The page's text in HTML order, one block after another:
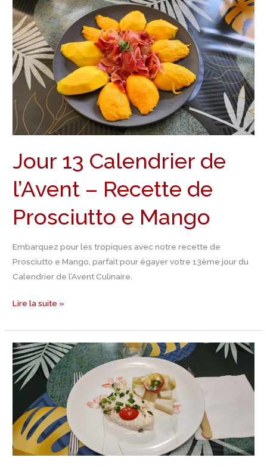
Jour 13 Calendrier de
l’Avent – Recette de
Prosciutto e Mango
Embarquez pour les tropiques avec notre recette de
Prosciutto e Mango, parfait pour égayer votre 13ème jour du
Calendrier de l’Avent Culinaire.
Jour
13
Calendrier
de
l’Avent
–
Recette
de
Prosciutto
Mango
Lire la suite »
Jour
12
Calendrier
de
l’Avent
–
Recette
de